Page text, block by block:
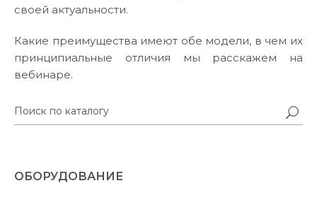
своей актуальности.
Какие преимущества имеют обе модели, в чем их
принципиальные отличия мы расскажем на
вебинаре.
ОБОРУДОВАНИЕ